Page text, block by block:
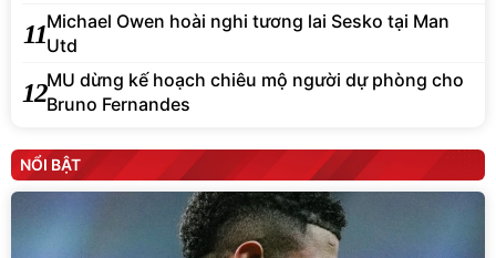
11Michael Owen hoài nghi tương lai Sesko tại Man
Utd
12MU dừng kế hoạch chiêu mộ người dự phòng cho
Bruno Fernandes
NỔI BẬT